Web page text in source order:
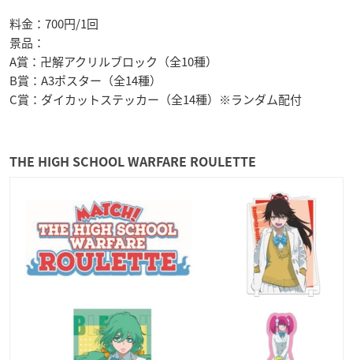
料金：700円/1回
景品：
A賞：卍解アクリルブロック（全10種）
B賞：A3ポスター（全14種）
C賞：ダイカットステッカー（全14種）※ランダム配付
THE HIGH SCHOOL WARFARE ROULETTE